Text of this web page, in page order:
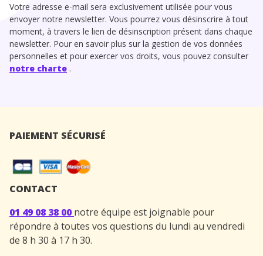
Votre adresse e-mail sera exclusivement utilisée pour vous
envoyer notre newsletter. Vous pourrez vous désinscrire à tout
moment, à travers le lien de désinscription présent dans chaque
newsletter. Pour en savoir plus sur la gestion de vos données
personnelles et pour exercer vos droits, vous pouvez consulter
notre charte .
PAIEMENT SÉCURISÉ
CONTACT
01 49 08 38 00 notre équipe est joignable pour
répondre à toutes vos questions du lundi au vendredi
de 8 h 30 à 17 h 30.